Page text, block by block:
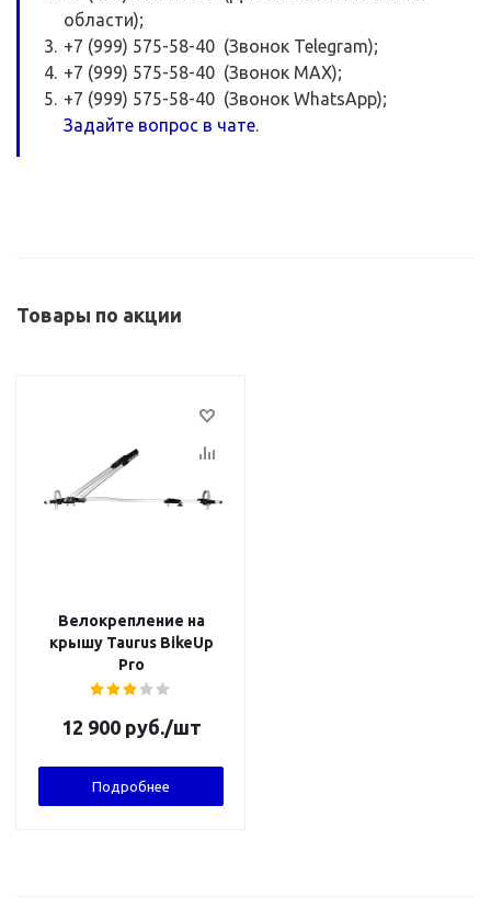
области);
+7 (999) 575-58-40 (Звонок Telegram);
+7 (999) 575-58-40 (Звонок MAX);
+7 (999) 575-58-40 (Звонок WhatsApp);
Задайте вопрос в чате.
Товары по акции
Велокрепление на
крышу Taurus BikeUp
Pro
12 900руб./шт
Подробнее